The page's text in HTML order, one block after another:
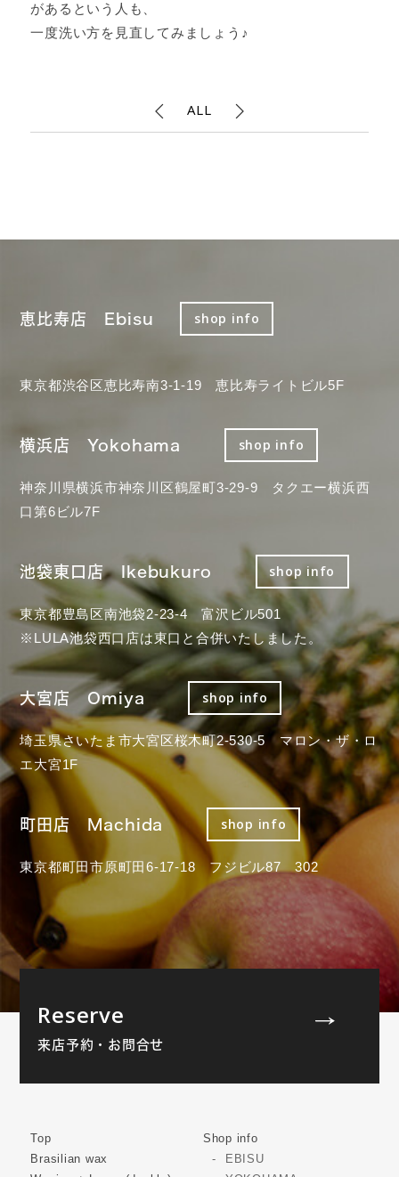
があるという人も、
一度洗い方を見直してみましょう♪
ALL
恵比寿店 Ebisu shop info
東京都渋谷区恵比寿南3-1-19 恵比寿ライトビル5F
横浜店 Yokohama shop info
神奈川県横浜市神奈川区鶴屋町3-29-9 タクエー横浜西
口第6ビル7F
池袋東口店 Ikebukuro shop info
東京都豊島区南池袋2-23-4 富沢ビル501
※LULA池袋西口店は東口と合併いたしました。
大宮店 Omiya shop info
埼玉県さいたま市大宮区桜木町2-530-5 マロン・ザ・ロ
エ大宮1F
町田店 Machida shop info
東京都町田市原町田6-17-18 フジビル87 302
Reserve
来店予約・お問合せ
Top
Brasilian wax
Shop info
EBISU